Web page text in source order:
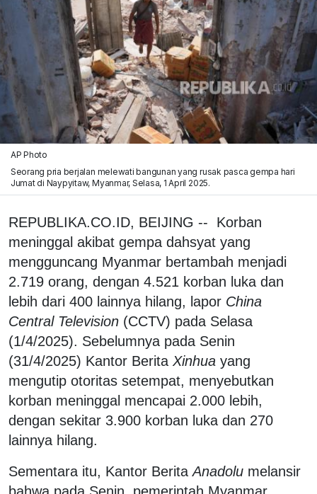
AP Photo
Seorang pria berjalan melewati bangunan yang rusak pasca gempa hari
Jumat di Naypyitaw, Myanmar, Selasa, 1 April 2025.
REPUBLIKA.CO.ID, BEIJING -- Korban
meninggal akibat gempa dahsyat yang
mengguncang Myanmar bertambah menjadi
2.719 orang, dengan 4.521 korban luka dan
lebih dari 400 lainnya hilang, lapor China
Central Television (CCTV) pada Selasa
(1/4/2025). Sebelumnya pada Senin
(31/4/2025) Kantor Berita Xinhua yang
mengutip otoritas setempat, menyebutkan
korban meninggal mencapai 2.000 lebih,
dengan sekitar 3.900 korban luka dan 270
lainnya hilang.
Sementara itu, Kantor BeritaAnadolu melansir